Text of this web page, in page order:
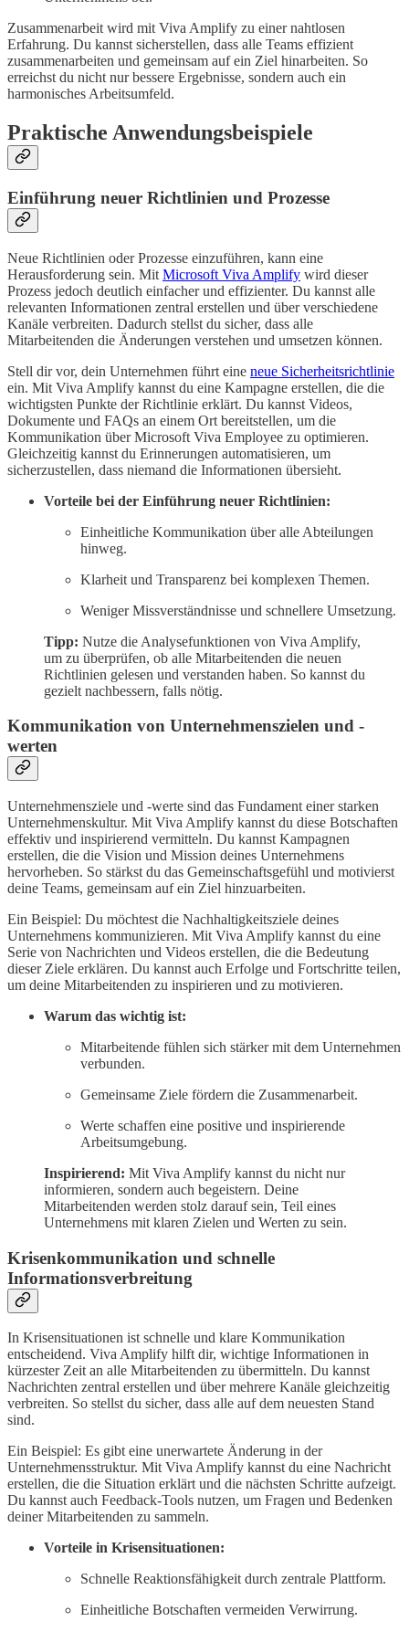
Zusammenarbeit wird mit Viva Amplify zu einer nahtlosen
Erfahrung. Du kannst sicherstellen, dass alle Teams effizient
zusammenarbeiten und gemeinsam auf ein Ziel hinarbeiten. So
erreichst du nicht nur bessere Ergebnisse, sondern auch ein
harmonisches Arbeitsumfeld.
Praktische Anwendungsbeispiele
Einführung neuer Richtlinien und Prozesse
Neue Richtlinien oder Prozesse einzuführen, kann eine
Herausforderung sein. Mit Microsoft Viva Amplify wird dieser
Prozess jedoch deutlich einfacher und effizienter. Du kannst alle
relevanten Informationen zentral erstellen und über verschiedene
Kanäle verbreiten. Dadurch stellst du sicher, dass alle
Mitarbeitenden die Änderungen verstehen und umsetzen können.
Stell dir vor, dein Unternehmen führt eine neue Sicherheitsrichtlinie
ein. Mit Viva Amplify kannst du eine Kampagne erstellen, die die
wichtigsten Punkte der Richtlinie erklärt. Du kannst Videos,
Dokumente und FAQs an einem Ort bereitstellen, um die
Kommunikation über Microsoft Viva Employee zu optimieren.
Gleichzeitig kannst du Erinnerungen automatisieren, um
sicherzustellen, dass niemand die Informationen übersieht.
Vorteile bei der Einführung neuer Richtlinien:
Einheitliche Kommunikation über alle Abteilungen
hinweg.
Klarheit und Transparenz bei komplexen Themen.
Weniger Missverständnisse und schnellere Umsetzung.
Tipp: Nutze die Analysefunktionen von Viva Amplify,
um zu überprüfen, ob alle Mitarbeitenden die neuen
Richtlinien gelesen und verstanden haben. So kannst du
gezielt nachbessern, falls nötig.
Kommunikation von Unternehmenszielen und -
werten
Unternehmensziele und -werte sind das Fundament einer starken
Unternehmenskultur. Mit Viva Amplify kannst du diese Botschaften
effektiv und inspirierend vermitteln. Du kannst Kampagnen
erstellen, die die Vision und Mission deines Unternehmens
hervorheben. So stärkst du das Gemeinschaftsgefühl und motivierst
deine Teams, gemeinsam auf ein Ziel hinzuarbeiten.
Ein Beispiel: Du möchtest die Nachhaltigkeitsziele deines
Unternehmens kommunizieren. Mit Viva Amplify kannst du eine
Serie von Nachrichten und Videos erstellen, die die Bedeutung
dieser Ziele erklären. Du kannst auch Erfolge und Fortschritte teilen,
um deine Mitarbeitenden zu inspirieren und zu motivieren.
Warum das wichtig ist:
Mitarbeitende fühlen sich stärker mit dem Unternehmen
verbunden.
Gemeinsame Ziele fördern die Zusammenarbeit.
Werte schaffen eine positive und inspirierende
Arbeitsumgebung.
Inspirierend: Mit Viva Amplify kannst du nicht nur
informieren, sondern auch begeistern. Deine
Mitarbeitenden werden stolz darauf sein, Teil eines
Unternehmens mit klaren Zielen und Werten zu sein.
Krisenkommunikation und schnelle
Informationsverbreitung
In Krisensituationen ist schnelle und klare Kommunikation
entscheidend. Viva Amplify hilft dir, wichtige Informationen in
kürzester Zeit an alle Mitarbeitenden zu übermitteln. Du kannst
Nachrichten zentral erstellen und über mehrere Kanäle gleichzeitig
verbreiten. So stellst du sicher, dass alle auf dem neuesten Stand
sind.
Ein Beispiel: Es gibt eine unerwartete Änderung in der
Unternehmensstruktur. Mit Viva Amplify kannst du eine Nachricht
erstellen, die die Situation erklärt und die nächsten Schritte aufzeigt.
Du kannst auch Feedback-Tools nutzen, um Fragen und Bedenken
deiner Mitarbeitenden zu sammeln.
Vorteile in Krisensituationen:
Schnelle Reaktionsfähigkeit durch zentrale Plattform.
Einheitliche Botschaften vermeiden Verwirrung.